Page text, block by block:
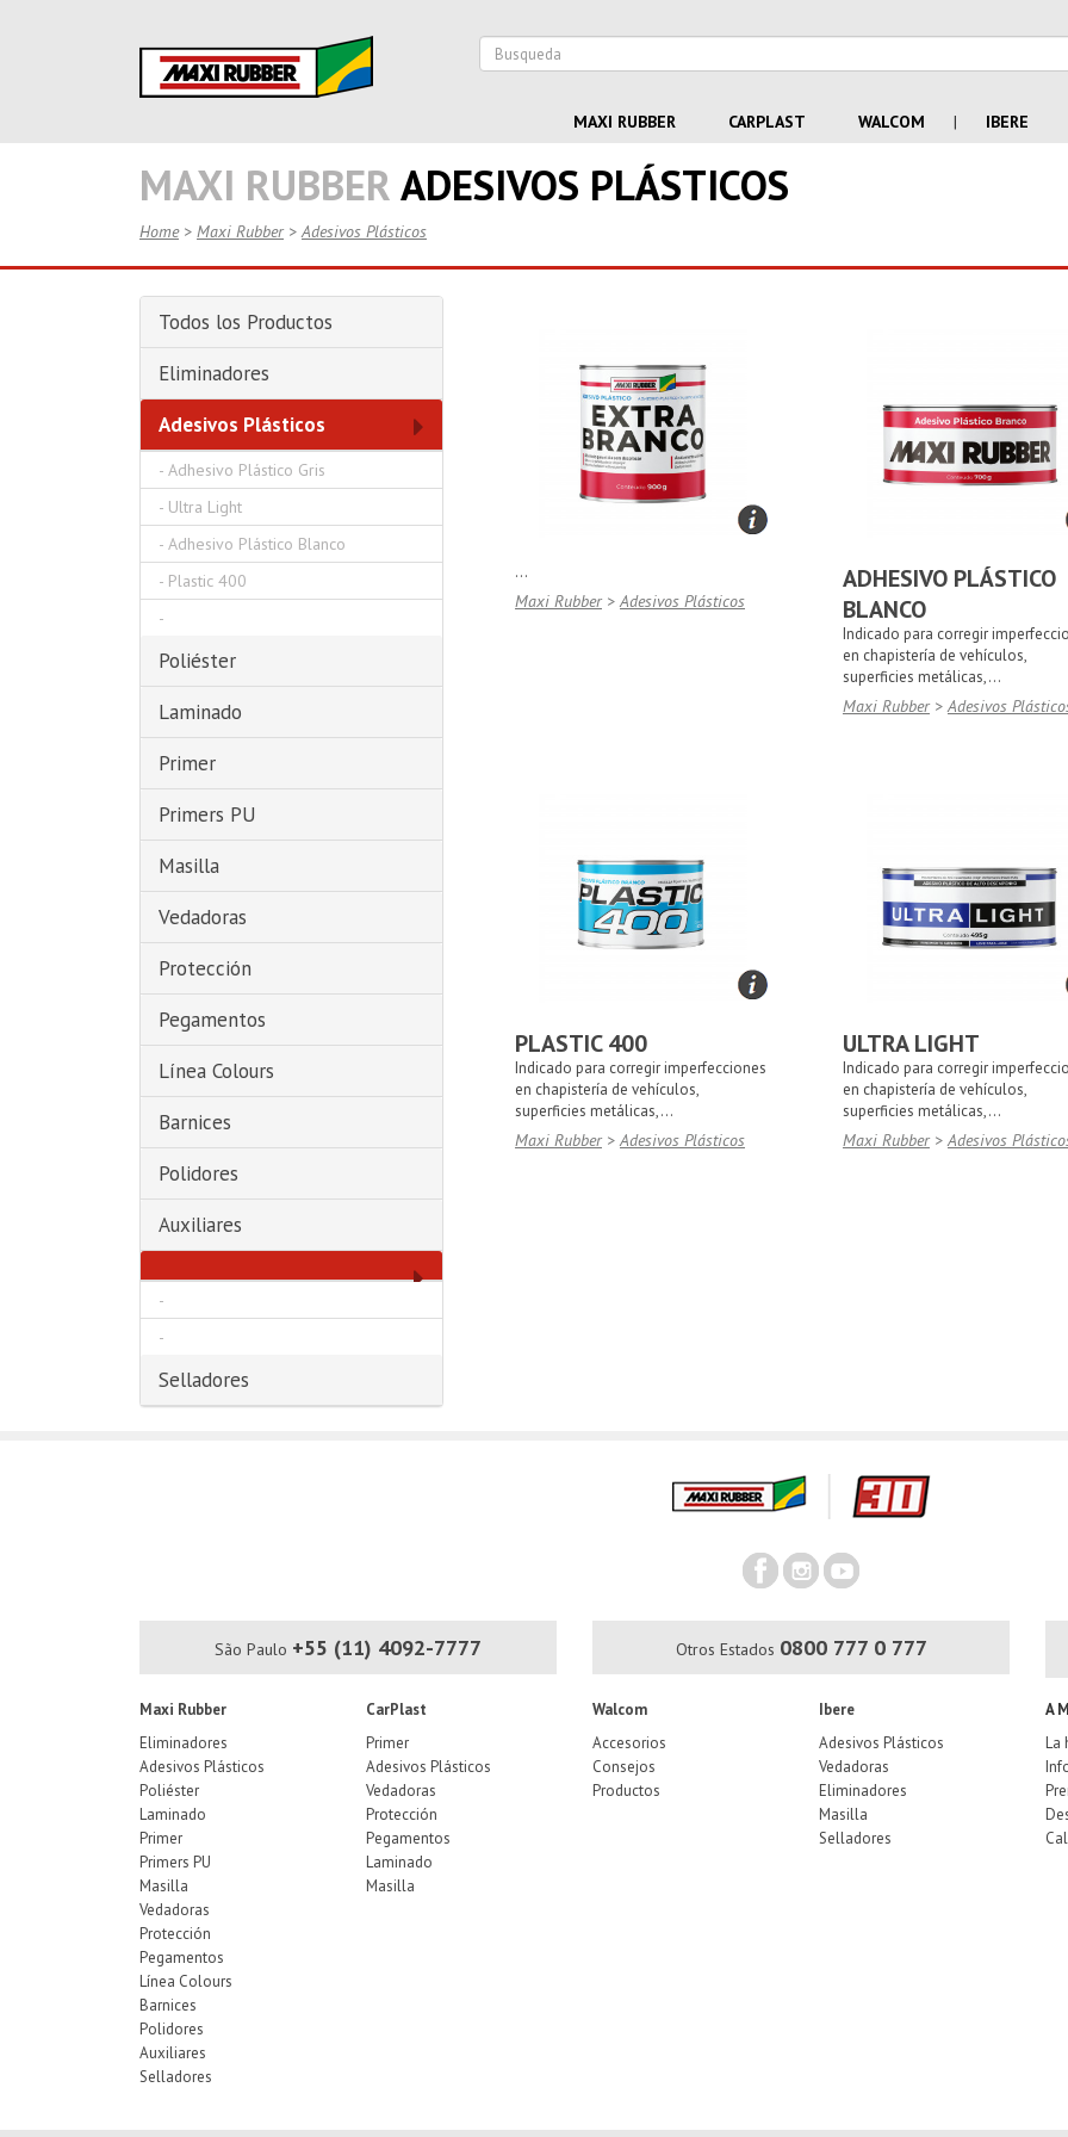
MAXI RUBBER CARPLAST WALCOM | IBERE
MAXI RUBBERADESIVOS PLÁSTICOS
Home > Maxi Rubber > Adesivos Plásticos
Todos los Productos
Eliminadores
Adesivos Plásticos
- Adhesivo Plástico Gris
- Ultra Light
- Adhesivo Plástico Blanco
- Plastic 400
-
Poliéster
Laminado
Primer
Primers PU
Masilla
Vedadoras
Protección
Pegamentos
Línea Colours
Barnices
Polidores
Auxiliares
-
-
Selladores
...
Maxi Rubber > Adesivos Plásticos
ADHESIVO PLÁSTICO
BLANCO
Indicado para corregir
en chapistería de vehículos,
superficies metálicas,...
Maxi Rubber > Adesivos
PLASTIC 400
Indicado para corregir imperfecciones
en chapistería de vehículos,
superficies metálicas,...
Maxi Rubber > Adesivos Plásticos
ULTRA LIGHT
Indicado para corregir
en chapistería de vehículos,
superficies metálicas,...
Maxi Rubber > Adesivos
São Paulo +55 (11) 4092-7777 Otros Estados 0800 777 0 777
Maxi Rubber
Eliminadores
Adesivos Plásticos
Poliéster
Laminado
Primer
Primers PU
Masilla
Vedadoras
Protección
Pegamentos
Línea Colours
Barnices
Polidores
Auxiliares
Selladores
CarPlast
Primer
Adesivos Plásticos
Vedadoras
Protección
Pegamentos
Laminado
Masilla
Walcom
Accesorios
Consejos
Productos
Ibere
Adesivos Plásticos
Vedadoras
Eliminadores
Masilla
Selladores
A
La